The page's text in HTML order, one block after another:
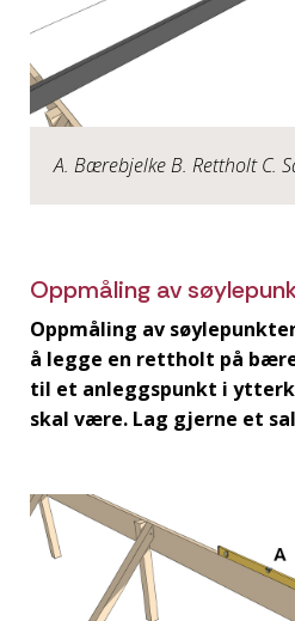
A. Bærebjelke B. Rettholt C.
Oppmåling av
Oppmåling av
å legge en rettholt på
til et anleggspunkt i
skal være. Lag gjerne et